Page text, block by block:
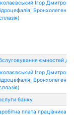
Ігор
ємностей
Ігор
банку
плата працівникам